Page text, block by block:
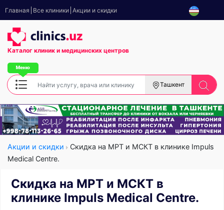
Главная Все клиники Акции и скидки
Каталог клиник и медицинских центров
Ташкент
Акции и скидки
Скидка на МРТ и МСКТ в клинике Impuls
Medical Centre.
Скидка на МРТ и МСКТ в
клинике Impuls Medical Centre.